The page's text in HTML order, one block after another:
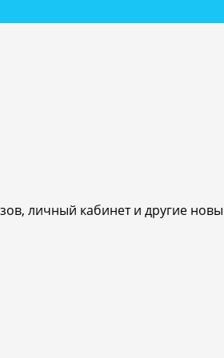
личный кабинет и другие